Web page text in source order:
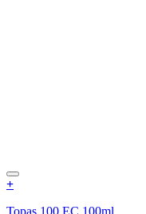
+
Topas 100 EC 100ml